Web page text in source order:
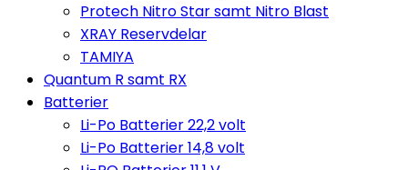
Protech Nitro Star samt Nitro Blast
XRAY Reservdelar
TAMIYA
Quantum R samt RX
Batterier
Li-Po Batterier 22,2 volt
Li-Po Batterier 14,8 volt